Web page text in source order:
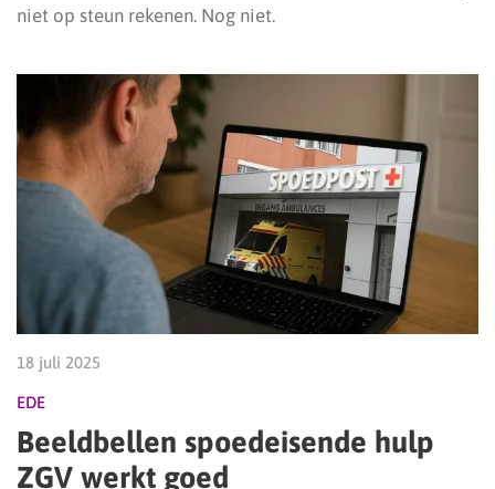
niet op steun rekenen. Nog niet.
18 juli 2025
EDE
Beeldbellen spoedeisende hulp
ZGV werkt goed